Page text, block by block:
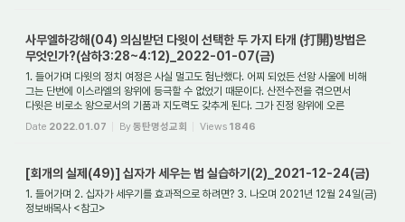
사무엘하강해(04) 의심받던 다윗이 선택한 두 가지 타개 (打開)방법은
무엇인가?(삼하3:28~4:12)_2022-01-07(금)
1. 들어가며 다윗의 정치 여정은 사실 멀고도 험난했다. 어찌 되었든 선왕 사울에 비해
그는 단번에 이스라엘의 왕위에 등극할 수 없었기 때문이다. 산전수전을 겪으면서
다윗은 비로소 왕으로서의 기품과 지도력도 갖추게 된다. 그가 진정 왕위에 오른
시기는...
Date 2022.01.07 By동탄명성교회 Views 1846
[회개의 실제(49)] 십자가 세우는 법 실습하기(2)_2021-12-24(금)
1. 들어가며 2. 십자가 세우기를 효과적으로 하려면? 3. 나오며 2021년 12월 24일(금)
정보배목사 <참고>